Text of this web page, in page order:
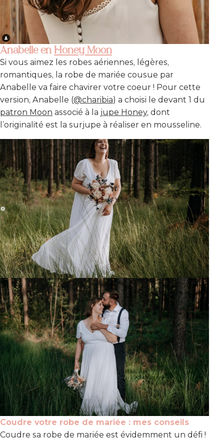
Anabelle enHoney Moon
Si vous aimez les robes aériennes, légères,
romantiques, la robe de mariée cousue par
Anabelle va faire chavirer votre coeur ! Pour cette
version, Anabelle (@charibia) a choisi le devant 1 du
patron Moon associé à la jupe Honey, dont
l’originalité est la surjupe à réaliser en mousseline.
Coudre votre robe de mariée : mes conseils
Coudre sa robe de mariée est évidemment un défi !